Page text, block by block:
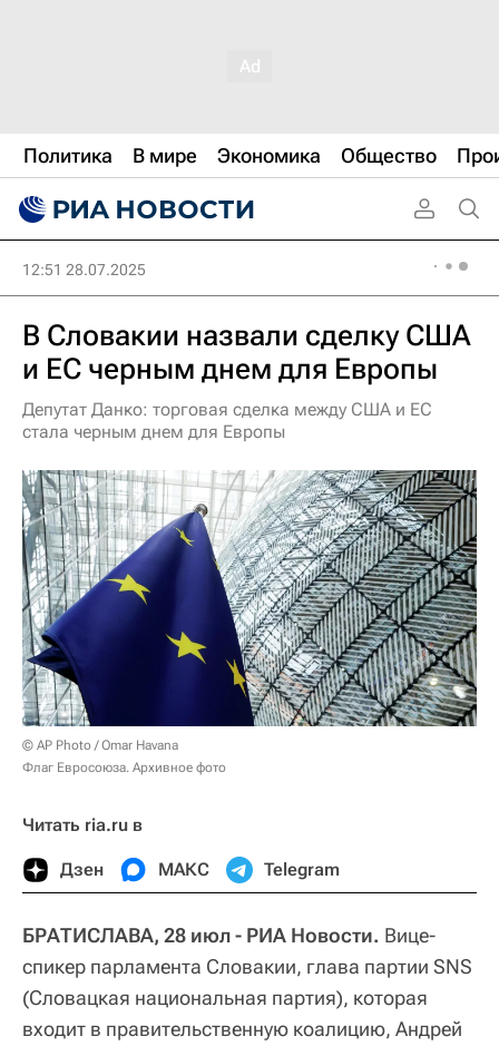
Политика В мире Экономика Общество
12:51 28.07.2025
В Словакии назвали сделку США
и ЕС черным днем для Европы
Депутат Данко: торговая сделка между США и ЕС
стала черным днем для Европы
© AP Photo / Omar Havana
Флаг Евросоюза. Архивное фото
Читать ria.ru в
Дзен МАКС Telegram
БРАТИСЛАВА, 28 июл - РИА Новости. Вице-
спикер парламента Словакии, глава партии SNS
(Словацкая национальная партия), которая
входит в правительственную коалицию, Андрей